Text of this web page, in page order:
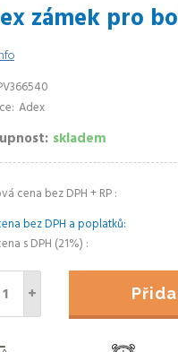
zámek pro
Adex
skladem
cena bez DPH + RP
bez DPH a poplatků
s DPH (21%)